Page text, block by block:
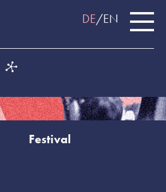
DE EN
Festival